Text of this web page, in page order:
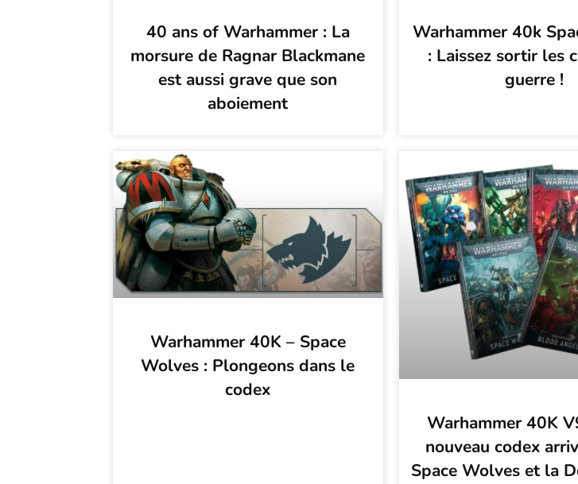
40 ans of Warhammer : La
morsure de Ragnar Blackmane
est aussi grave que son
aboiement
Warhammer 40k
: Laissez sortir les
guerre !
Warhammer 40K – Space
Wolves : Plongeons dans le
codex
Warhammer 40K
nouveau codex
Space Wolves et la
Apocrypha
sur la mer de Sump !
Necromunda est en plein
d'assassinat du seigneur